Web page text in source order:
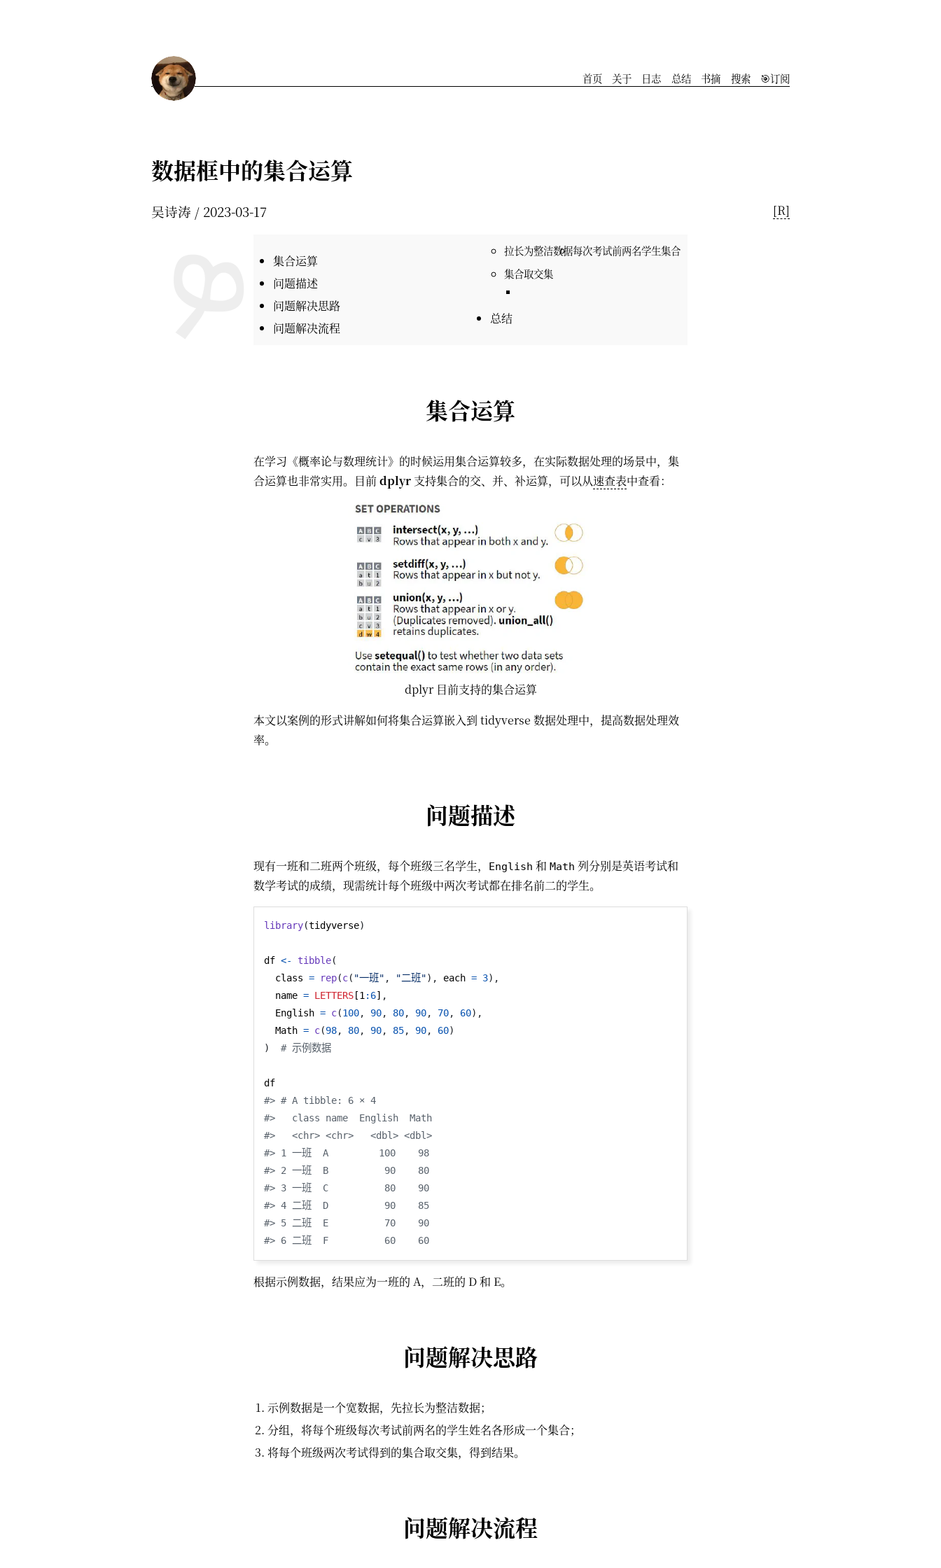
首页 关于 ️日志 总结 书摘 搜索 🎯订阅
数据框中的集合运算
吴诗涛 2023-03-17 [R]
集合运算
问题描述
问题解决思路
问题解决流程
拉长为整洁数据每次考试前两名学生集合
集合取交集
总结
集合运算
在学习《概率论与数理统计》的时候运用集合运算较多，在实际数据处理的场景中，集
合运算也非常实用。目前dplyr 支持集合的交、并、补运算，可以从速查表中查看：
dplyr 目前支持的集合运算
本文以案例的形式讲解如何将集合运算嵌入到 tidyverse 数据处理中，提高数据处理效
率。
问题描述
现有一班和二班两个班级，每个班级三名学生， English 和 Math 列分别是英语考试和
数学考试的成绩，现需统计每个班级中两次考试都在排名前二的学生。
library(tidyverse)
df <- tibble(
  class
= rep(c( "一班" , "二班"), each = 3),
  name
= LETTERS [1: 6] ,
  English
= c(100, 90, 80, 90, 70, 60),
  Math
= c(98, 80, 90, 85, 90, 60)
)
# 示例数据
#> # A tibble: 6 × 4
#>   class name  English  Math
#>   <chr> <chr>   <dbl> <dbl>
#> 1 一班  A         100    98
#> 2 一班  B          90    80
#> 3 一班  C          80    90
#> 4 二班  D          90    85
#> 5 二班  E          70    90
#> 6 二班  F          60    60
根据示例数据，结果应为一班的 A，二班的 D 和 E。
问题解决思路
示例数据是一个宽数据，先拉长为整洁数据；
分组，将每个班级每次考试前两名的学生姓名各形成一个集合；
将每个班级两次考试得到的集合取交集，得到结果。
问题解决流程